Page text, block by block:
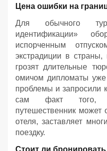
Цена ошибки на
Для обычного
идентификации»
испорченным
экстрадиции в страны,
грозят длительные
омичом дипломаты
проблемы и запросили
сам факт того,
путешественник может
отеля, заставляет
поездку.
Стоит ли